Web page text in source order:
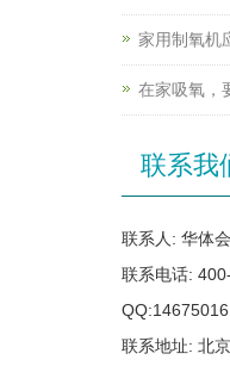
家用制氧机
在家吸氧，
联系我
联系人: 华体
联系电话:
QQ:14675016
联系地址: 北